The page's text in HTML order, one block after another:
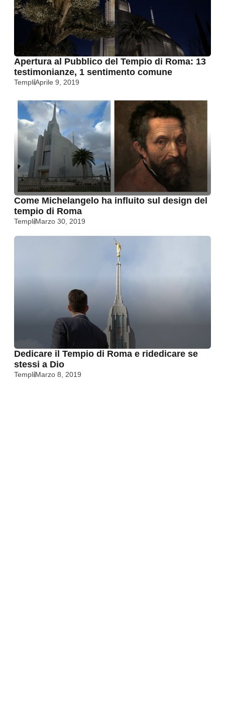
Apertura al Pubblico del Tempio di Roma: 13
testimonianze, 1 sentimento comune
TempliAprile 9, 2019
Come Michelangelo ha influito sul design del
tempio di Roma
TempliMarzo 30, 2019
Dedicare il Tempio di Roma e ridedicare se
stessi a Dio
TempliMarzo 8, 2019